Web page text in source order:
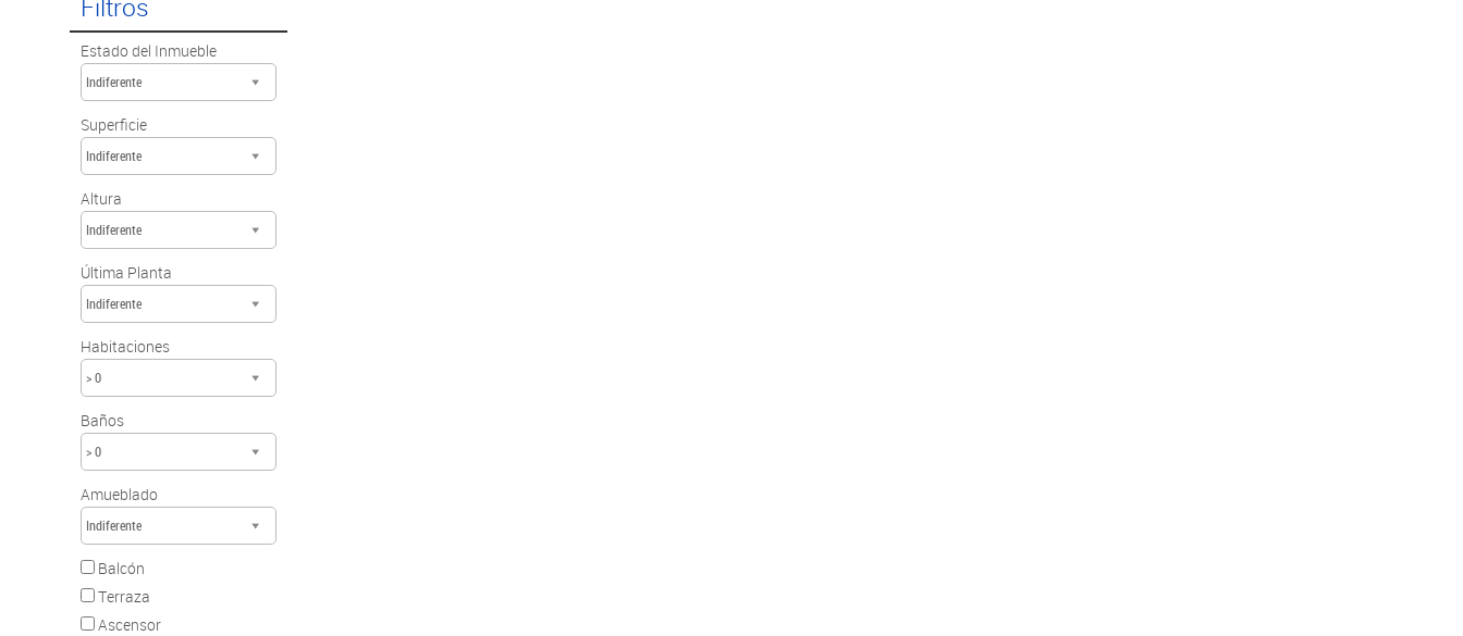
Filtros
Estado del Inmueble
Indiferente
Superficie
Indiferente
Altura
Indiferente
Última Planta
Indiferente
Habitaciones
> 0
Baños
> 0
Amueblado
Indiferente
Balcón
Terraza
Ascensor